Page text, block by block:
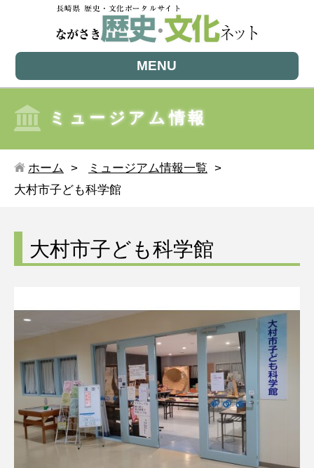
MENU
ミュージアム情報
ホーム
ミュージアム情報一覧
大村市子ども科学館
大村市子ども科学館